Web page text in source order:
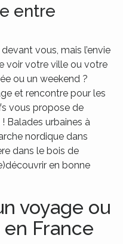
entre
vous, mais l’envie
voir votre ville ou votre
ou un weekend ?
et rencontre pour les
vous propose de
Balades urbaines à
nordique dans
dans le bois de
en bonne
voyage ou
France